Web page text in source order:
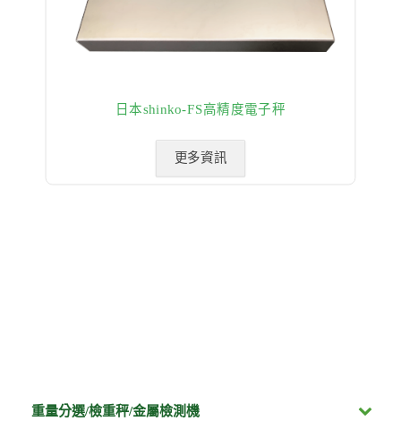
日本shinko-FS高精度電子秤
更多資訊
重量分選/檢重秤/金屬檢測機